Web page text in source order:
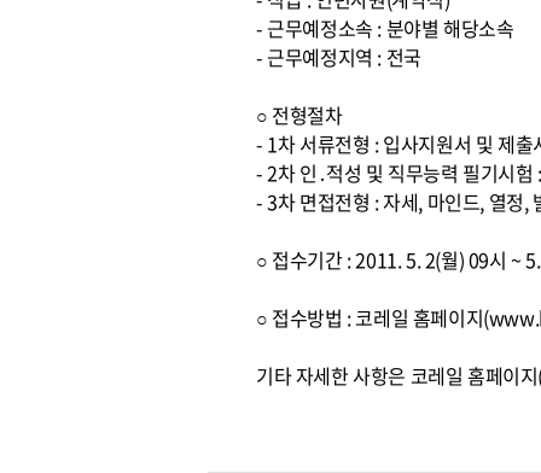
- 근무예정소속 : 분야별 해당소속
- 근무예정지역 : 전국
○ 전형절차
- 1차 서류전형 : 입사지원서 및 제
- 2차 인․적성 및 직무능력 필기시
- 3차 면접전형 : 자세, 마인드, 열정,
○ 접수기간 : 2011. 5. 2(월) 09시 ~
○ 접수방법 : 코레일 홈페이지
기타 자세한 사항은 코레일 홈페이